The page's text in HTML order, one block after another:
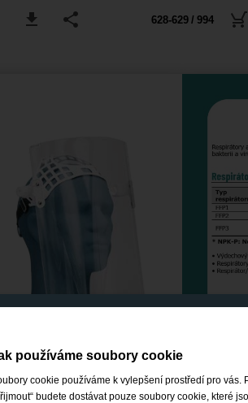
628-629 / 994
používáme soubory cookie
cookie používáme k vylepšení prostředí pro vás.
budete dostávat pouze soubory cookie, které